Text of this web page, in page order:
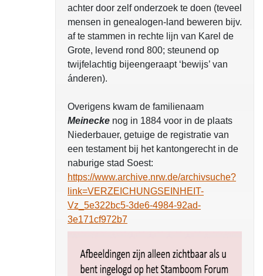
achter door zelf onderzoek te doen (teveel
mensen in genealogen-land beweren bijv.
af te stammen in rechte lijn van Karel de
Grote, levend rond 800; steunend op
twijfelachtig bijeengeraapt ‘bewijs’ van
ánderen).
Overigens kwam de familienaam
Meinecke nog in 1884 voor in de plaats
Niederbauer, getuige de registratie van
een testament bij het kantongerecht in de
naburige stad Soest:
https://www.archive.nrw.de/archivsuche?
link=VERZEICHUNGSEINHEIT-
Vz_5e322bc5-3de6-4984-92ad-
3e171cf972b7